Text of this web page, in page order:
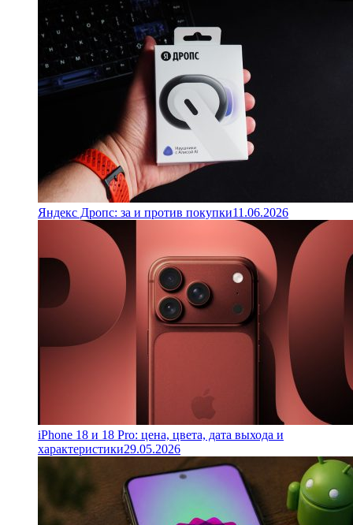
Яндекс Дропс: за и против покупки11.06.2026
iPhone 18 и 18 Pro: цена, цвета, дата выхода и
характеристики29.05.2026